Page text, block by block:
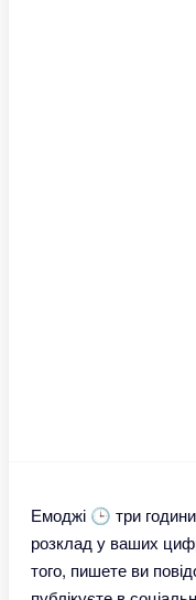
Емоджі 🕒 три
розклад у ваших
того, пишете ви